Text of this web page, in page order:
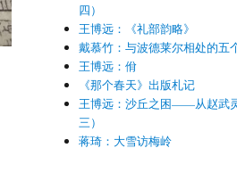
四）
王博远：《礼部韵略》
戴慕竹：与波德莱尔相处的五
王博远：佾
《那个春天》出版札记
王博远：沙丘之困——从赵武
三）
蒋琦：大雪访梅岭